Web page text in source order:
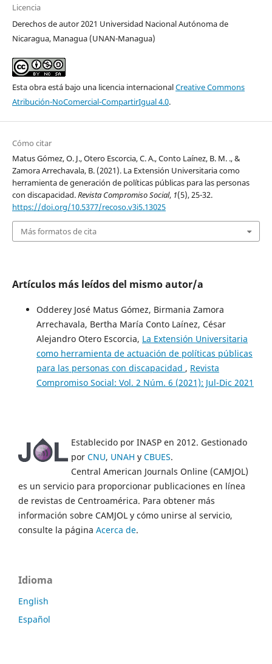
Licencia
Derechos de autor 2021 Universidad Nacional Autónoma de
Nicaragua, Managua (UNAN-Managua)
Esta obra está bajo una licencia internacionalCreative Commons
Atribución-NoComercial-CompartirIgual 4.0.
Cómo citar
Matus Gómez, O. J., Otero Escorcia, C. A., Conto Laínez, B. M. ., &
Zamora Arrechavala, B. (2021). La Extensión Universitaria como
herramienta de generación de políticas públicas para las personas
con discapacidad.Revista Compromiso Social, 1(5), 25-32.
https://doi.org/10.5377/recoso.v3i5.13025
Más formatos de cita
Artículos más leídos del mismo autor/a
Odderey José Matus Gómez, Birmania Zamora
Arrechavala, Bertha María Conto Laínez, César
Alejandro Otero Escorcia, La Extensión Universitaria
como herramienta de actuación de políticas públicas
para las personas con discapacidad , Revista
Compromiso Social: Vol. 2 Núm. 6 (2021): Jul-Dic 2021
Establecido por INASP en 2012. Gestionado
por CNU, UNAH y CBUES.
Central American Journals Online (CAMJOL)
es un servicio para proporcionar publicaciones en línea
de revistas de Centroamérica. Para obtener más
información sobre CAMJOL y cómo unirse al servicio,
consulte la página Acerca de.
Idioma
English
Español